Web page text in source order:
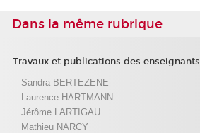
Dans la même rubrique
Travaux et publications des enseignants
Sandra BERTEZENE
Laurence HARTMANN
Jérôme LARTIGAU
Mathieu NARCY